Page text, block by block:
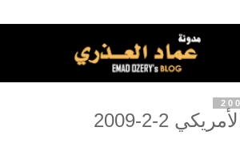
2-2-2009